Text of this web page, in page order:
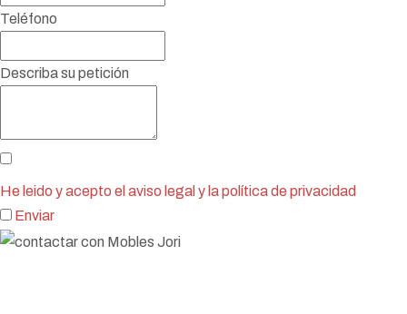
Teléfono
Describa su petición
He leido y acepto el aviso legal y la política de privacidad
Enviar